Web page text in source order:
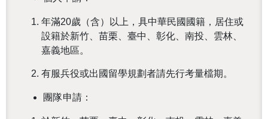
年滿20歲（含）以上，具中華民國國籍，居住或
設籍於新竹、苗栗、臺中、彰化、南投、雲林、
嘉義地區。
有服兵役或出國留學規劃者請先行考量檔期。
團隊申請：